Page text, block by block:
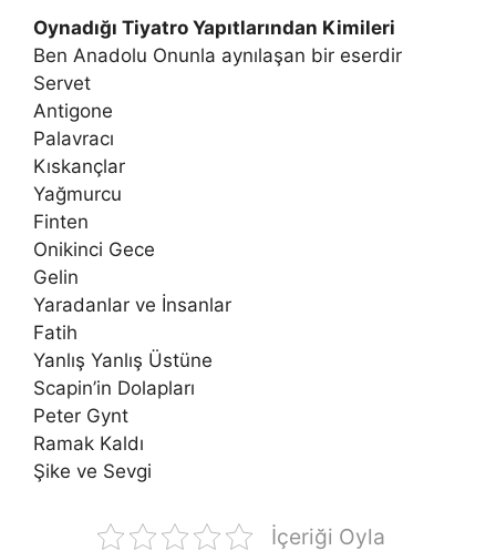
Oynadığı Tiyatro Yapıtlarından Kimileri
Ben Anadolu Onunla aynılaşan bir eserdir
Servet
Antigone
Palavracı
Kıskançlar
Yağmurcu
Finten
Onikinci Gece
Gelin
Yaradanlar ve İnsanlar
Fatih
Yanlış Yanlış Üstüne
Scapin’in Dolapları
Peter Gynt
Ramak Kaldı
Şike ve Sevgi
İçeriği Oyla